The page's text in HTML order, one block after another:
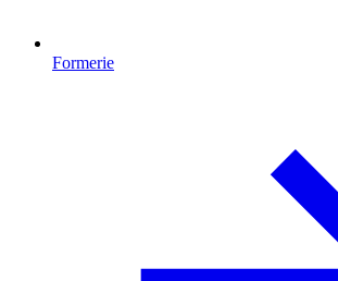
Formerie